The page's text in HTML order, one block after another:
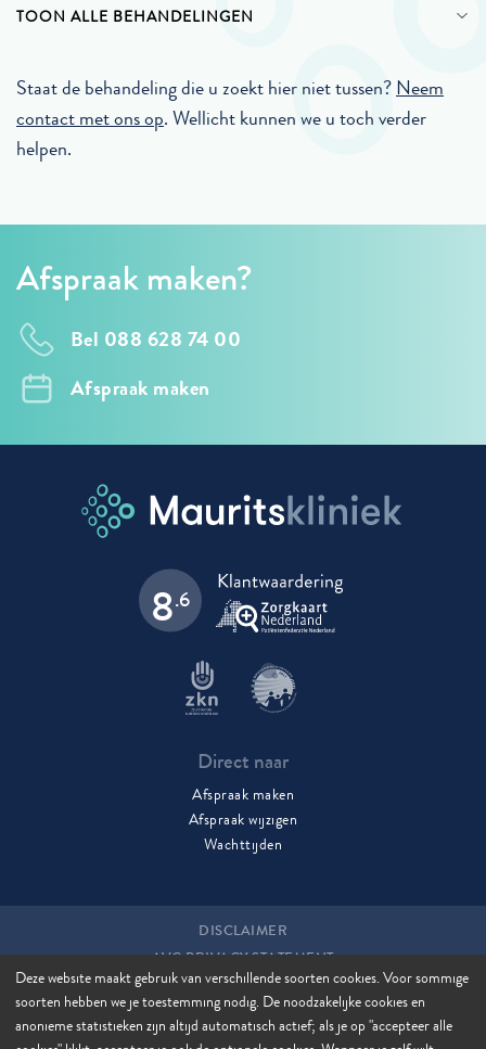
TOON ALLE BEHANDELINGEN
Staat de behandeling die u zoekt hier niet tussen?Neem
contact met ons op. Wellicht kunnen we u toch verder
helpen.
Afspraak maken?
Bel 088 628 74 00
Afspraak maken
8.6
Direct naar
Afspraak maken
Afspraak wijzigen
Wachttijden
DISCLAIMER
AVG PRIVACY STATEMENT
COOKIES
COOKIE MANAGER
SITEMAP
Deze website maakt gebruik van verschillende soorten cookies. Voor sommige
soorten hebben we je toestemming nodig. De noodzakelijke cookies en
anonieme statistieken zijn altijd automatisch actief; als je op "accepteer alle